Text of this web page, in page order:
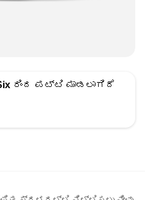
ರಿಂದ ಪಟ್ಟಿ ಮಾಡಲಾಗಿದೆ